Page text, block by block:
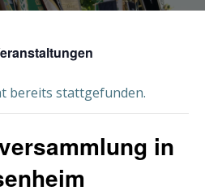
bereits stattgefunden.
in